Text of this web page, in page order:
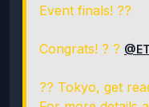
Event finals! ??
Congrats! ? ?
?? Tokyo, get